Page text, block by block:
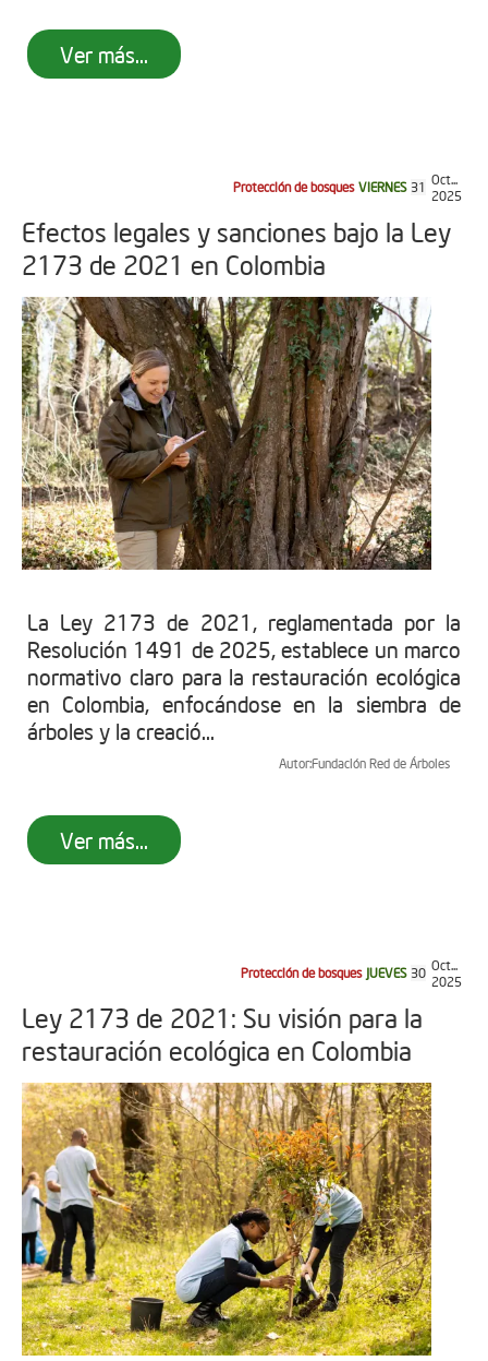
Ver más...
Protección de bosques VIERNES 31 Oct...
2025
Efectos legales y sanciones bajo la Ley
2173 de 2021 en Colombia
La Ley 2173 de 2021, reglamentada por la
Resolución 1491 de 2025, establece un marco
normativo claro para la restauración ecológica
en Colombia, enfocándose en la siembra de
árboles y la creació...
Autor:Fundación Red de Árboles
Ver más...
Protección de bosques JUEVES 30 Oct...
2025
Ley 2173 de 2021: Su visión para la
restauración ecológica en Colombia